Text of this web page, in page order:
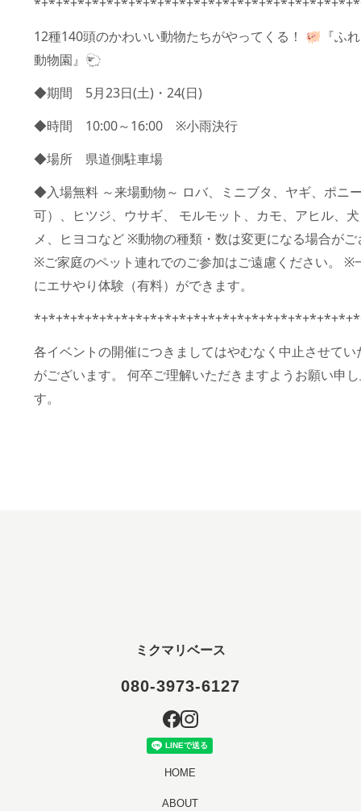
12種140頭のかわいい動物たちがやってくる！ 🐖『ふ
動物園』🐑
◆期間　5月23日(土)・24(日)
◆時間　10:00～16:00　※小雨決行
◆場所　県道側駐車場
◆入場無料 ～来場動物～ ロバ、ミニブタ、ヤギ、ポニ
可）、ヒツジ、ウサギ、 モルモット、カモ、アヒル、
メ、ヒヨコなど ※動物の種類・数は変更になる場合が
※ご家庭のペット連れでのご参加はご遠慮ください。 ※
にエサやり体験（有料）ができます。
各イベントの開催につきましてはやむなく中止させてい
がございます。 何卒ご理解いただきますようお願い申
す。
ミクマリベース
080-3973-6127
HOME
ABOUT